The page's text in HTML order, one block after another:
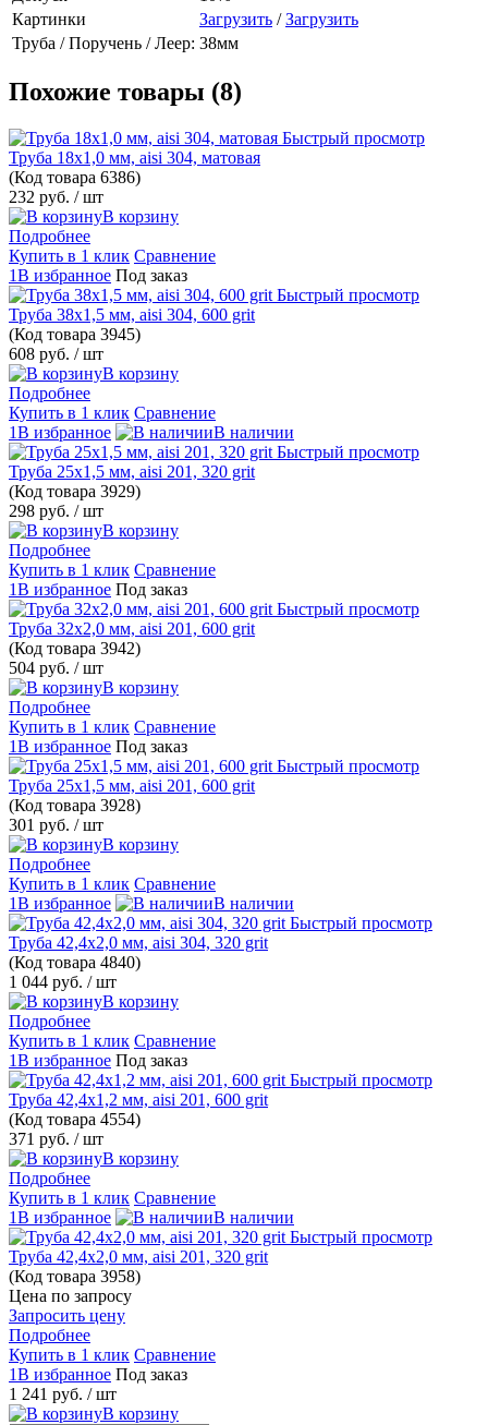
Картинки
Загрузить /Загрузить
Труба / Поручень / Леер: 38мм
Похожие товары (8)
Быстрый просмотр
Труба 18х1,0 мм, aisi 304, матовая
(Код товара 6386)
232 руб. / шт
В корзину
Подробнее
Купить в 1 клик Сравнение
1В избранное Под заказ
Быстрый просмотр
Труба 38х1,5 мм, aisi 304, 600 grit
(Код товара 3945)
608 руб. / шт
В корзину
Подробнее
Купить в 1 клик Сравнение
1В избранное
В наличии
Быстрый просмотр
Труба 25х1,5 мм, aisi 201, 320 grit
(Код товара 3929)
298 руб. / шт
В корзину
Подробнее
Купить в 1 клик Сравнение
1В избранное Под заказ
Быстрый просмотр
Труба 32х2,0 мм, aisi 201, 600 grit
(Код товара 3942)
504 руб. / шт
В корзину
Подробнее
Купить в 1 клик Сравнение
1В избранное Под заказ
Быстрый просмотр
Труба 25х1,5 мм, aisi 201, 600 grit
(Код товара 3928)
301 руб. / шт
В корзину
Подробнее
Купить в 1 клик Сравнение
1В избранное
В наличии
Быстрый просмотр
Труба 42,4х2,0 мм, aisi 304, 320 grit
(Код товара 4840)
1 044 руб. / шт
В корзину
Подробнее
Купить в 1 клик Сравнение
1В избранное Под заказ
Быстрый просмотр
Труба 42,4х1,2 мм, aisi 201, 600 grit
(Код товара 4554)
371 руб. / шт
В корзину
Подробнее
Купить в 1 клик Сравнение
1В избранное
В наличии
Быстрый просмотр
Труба 42,4х2,0 мм, aisi 201, 320 grit
(Код товара 3958)
Цена по запросу
Запросить цену
Подробнее
Купить в 1 клик Сравнение
1В избранное Под заказ
1 241 руб. / шт
В корзину